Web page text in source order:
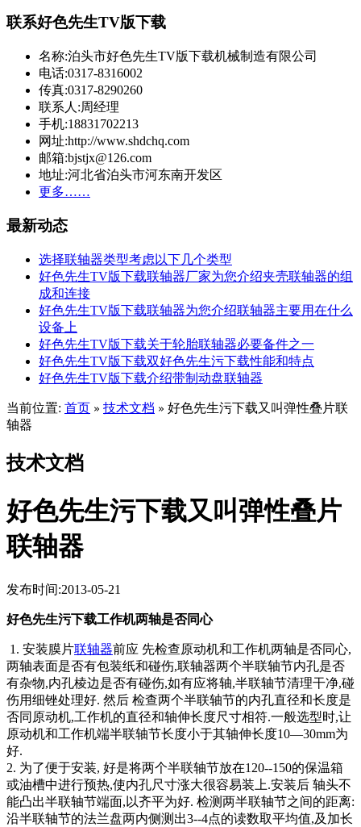
联系好色先生TV版下载
名称:泊头市好色先生TV版下载机械制造有限公司
电话:0317-8316002
传真:0317-8290260
联系人:周经理
手机:18831702213
网址:http://www.shdchq.com
邮箱:bjstjx@126.com
地址:河北省泊头市河东南开发区
更多……
最新动态
选择联轴器类型考虑以下几个类型
好色先生TV版下载联轴器厂家为您介绍夹壳联轴器的组
成和连接
好色先生TV版下载联轴器为您介绍联轴器主要用在什么
设备上
好色先生TV版下载关于轮胎联轴器必要备件之一
好色先生TV版下载双好色先生污下载性能和特点
好色先生TV版下载介绍带制动盘联轴器
当前位置: 首页 » 技术文档 » 好色先生污下载又叫弹性叠片联
轴器
技术文档
好色先生污下载又叫弹性叠片
联轴器
发布时间:2013-05-21
好色先生污下载工作机两轴是否同心
1. 安装膜片联轴器前应 先检查原动机和工作机两轴是否同心,
两轴表面是否有包装纸和碰伤,联轴器两个半联轴节内孔是否
有杂物,内孔棱边是否有碰伤,如有应将轴,半联轴节清理干净,碰
伤用细锉处理好. 然后 检查两个半联轴节的内孔直径和长度是
否同原动机,工作机的直径和轴伸长度尺寸相符.一般选型时,让
原动机和工作机端半联轴节长度小于其轴伸长度10—30mm为
好.
2. 为了便于安装, 好是将两个半联轴节放在120--150的保温箱
或油槽中进行预热,使内孔尺寸涨大很容易装上.安装后 轴头不
能凸出半联轴节端面,以齐平为好. 检测两半联轴节之间的距离:
沿半联轴节的法兰盘两内侧测出3--4点的读数取平均值,及加长